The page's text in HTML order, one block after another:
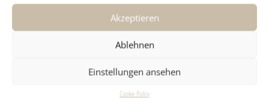
Akzeptieren
Ablehnen
Einstellungen ansehen
Cookie Policy